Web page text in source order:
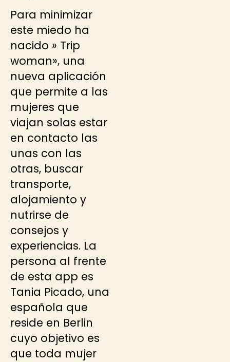
Para minimizar
este miedo ha
nacido » Trip
woman», una
nueva aplicación
que permite a las
mujeres que
viajan solas estar
en contacto las
unas con las
otras, buscar
transporte,
alojamiento y
nutrirse de
consejos y
experiencias. La
persona al frente
de esta app es
Tania Picado, una
española que
reside en Berlin
cuyo objetivo es
que toda mujer